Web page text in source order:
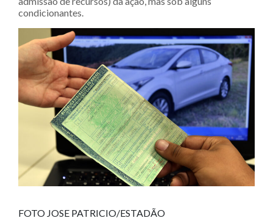
condicionantes.
FOTO JOSE PATRICIO/ESTADÃO